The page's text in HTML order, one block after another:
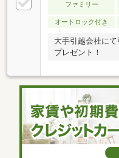
ファミリー
オートロック付き
大手引越会社に
プレゼント！